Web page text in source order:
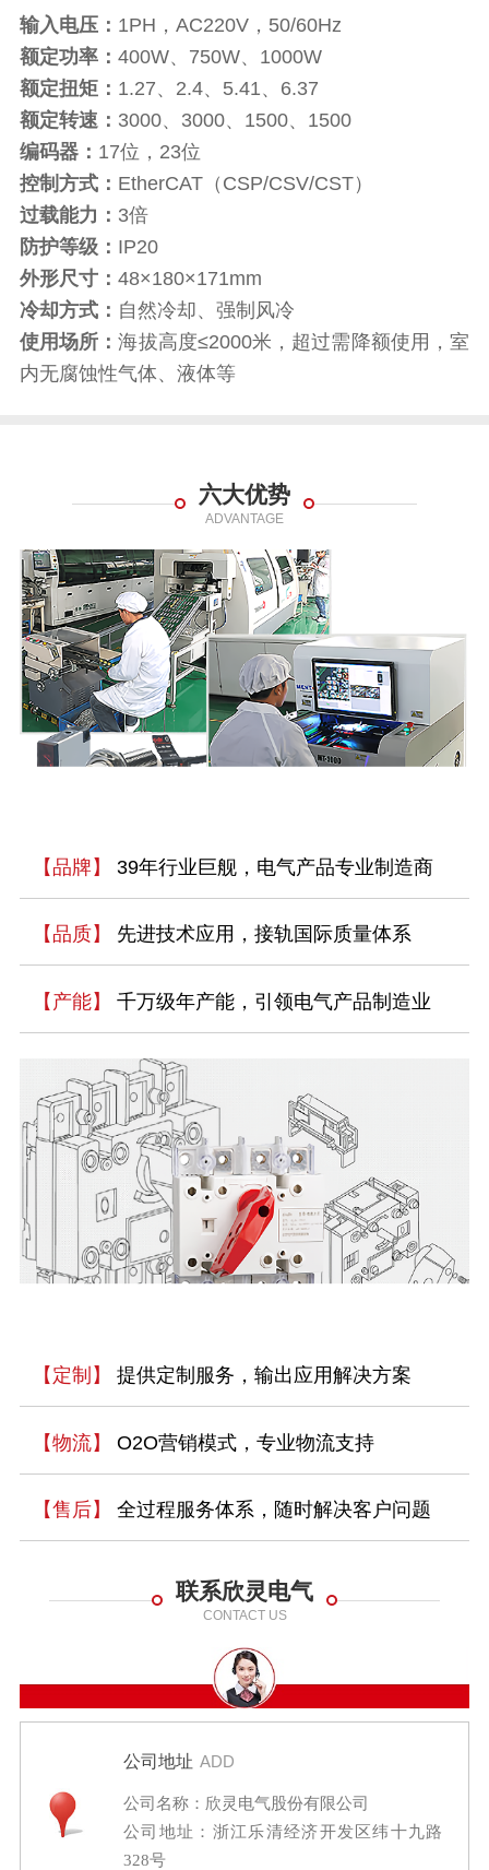
输入电压： 1PH，AC220V，50/60Hz
额定功率： 400W、750W、1000W
额定扭矩： 1.27、2.4、5.41、6.37
额定转速： 3000、3000、1500、1500
编码器： 17位，23位
控制方式： EtherCAT（CSP/CSV/CST）
过载能力： 3倍
防护等级： IP20
外形尺寸： 48×180×171mm
冷却方式： 自然冷却、强制风冷
使用场所：海拔高度≤2000米，超过需降额使用，室
内无腐蚀性气体、液体等
六大优势
ADVANTAGE
【品牌】 39年行业巨舰，电气产品专业制造商
【品质】 先进技术应用，接轨国际质量体系
【产能】 千万级年产能，引领电气产品制造业
【定制】 提供定制服务，输出应用解决方案
【物流】 O2O营销模式，专业物流支持
【售后】 全过程服务体系，随时解决客户问题
联系欣灵电气
CONTACT US
公司地址 ADD
公司名称：欣灵电气股份有限公司
公司地址：浙江乐清经济开发区纬十九路
328号